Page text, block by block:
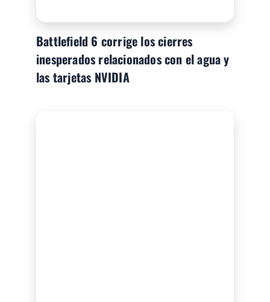
Battlefield 6 corrige los cierres
inesperados relacionados con el agua y
las tarjetas NVIDIA